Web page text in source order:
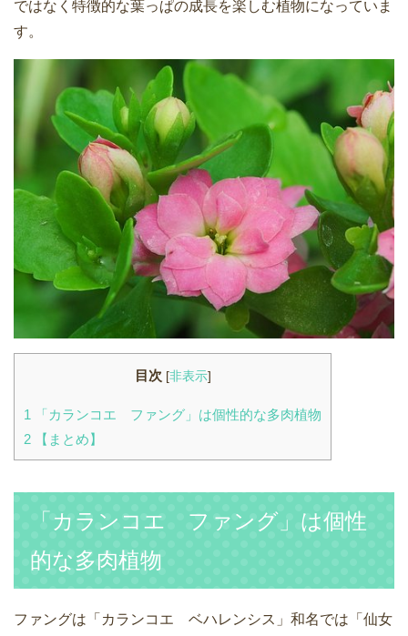
ではなく特徴的な葉っぱの成長を楽しむ植物になっていま
す。
目次 [非表示]
1
「カランコエ ファング」は個性的な多肉植物
2 【まとめ】
「カランコエ ファング」は個性
的な多肉植物
ファングは「カランコエ ベハレンシス」和名では「仙女